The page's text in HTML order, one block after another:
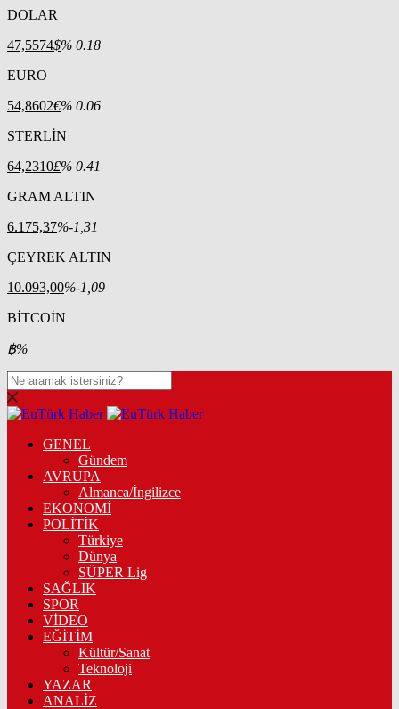
DOLAR
47,5574$% 0.18
EURO
54,8602€% 0.06
STERLİN
64,2310£% 0.41
GRAM ALTIN
6.175,37%-1,31
ÇEYREK ALTIN
10.093,00%-1,09
BİTCOİN
฿%
GENEL
Gündem
AVRUPA
Almanca/İngilizce
EKONOMİ
POLİTİK
Türkiye
Dünya
SÜPER Lig
SAĞLIK
SPOR
VİDEO
EĞİTİM
Kültür/Sanat
Teknoloji
YAZAR
ANALİZ